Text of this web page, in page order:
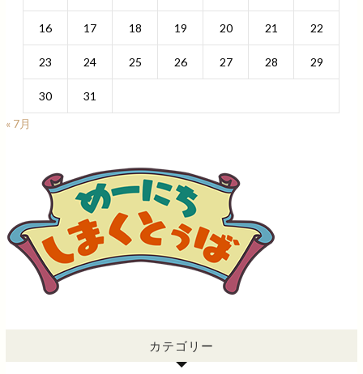
16 17 18 19 20 21 22
23 24 25 26 27 28 29
30
31
« 7月
カテゴリー